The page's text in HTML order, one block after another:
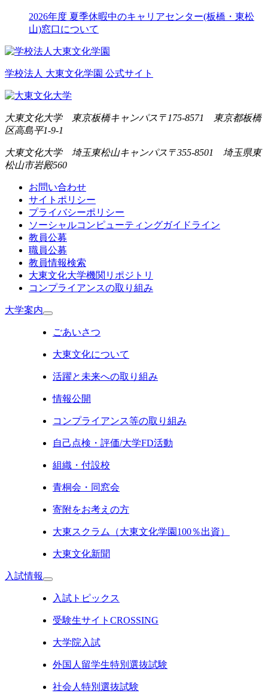
2026年度 夏季休暇中のキャリアセンター(板橋・東松
山)窓口について
学校法人 大東文化学園 公式サイト
大東文化大学 東京板橋キャンパス 〒175-8571 東京都板橋
区高島平1-9-1
大東文化大学 埼玉東松山キャンパス 〒355-8501 埼玉県東
松山市岩殿560
お問い合わせ
サイトポリシー
プライバシーポリシー
ソーシャルコンピューティングガイドライン
教員公募
職員公募
教員情報検索
大東文化大学機関リポジトリ
コンプライアンスの取り組み
大学案内
ごあいさつ
大東文化について
活躍と未来への取り組み
情報公開
コンプライアンス等の取り組み
自己点検・評価/大学FD活動
組織・付設校
青桐会・同窓会
寄附をお考えの方
大東スクラム（大東文化学園100％出資）
大東文化新聞
入試情報
入試トピックス
受験生サイトCROSSING
大学院入試
外国人留学生特別選抜試験
社会人特別選抜試験